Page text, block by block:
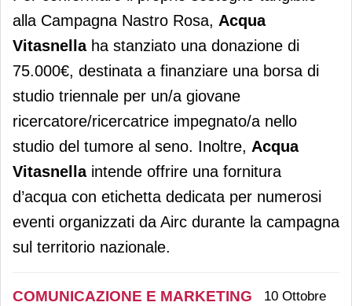
alla Campagna Nastro Rosa, Acqua
Vitasnellaha stanziato una donazione di
75.000€, destinata a finanziare una borsa di
studio triennale per un/a giovane
ricercatore/ricercatrice impegnato/a nello
studio del tumore al seno. Inoltre, Acqua
Vitasnellaintende offrire una fornitura
d’acqua con etichetta dedicata per numerosi
eventi organizzati da Airc durante la campagna
sul territorio nazionale.
COMUNICAZIONE E MARKETING
10 Ottobre